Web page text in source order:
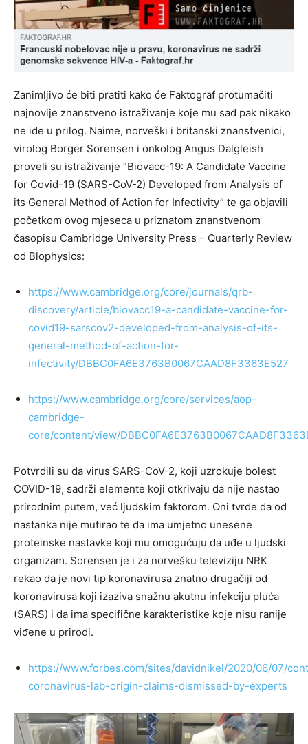
Zanimljivo će biti pratiti kako će Faktograf protumačiti
najnovije znanstveno istraživanje koje mu sad pak nikako
ne ide u prilog. Naime, norveški i britanski znanstvenici,
virolog Borger Sorensen i onkolog Angus Dalgleish
proveli su istraživanje “Biovacc-19: A Candidate Vaccine
for Covid-19 (SARS-CoV-2) Developed from Analysis of
its General Method of Action for Infectivity” te ga objavili
početkom ovog mjeseca u priznatom znanstvenom
časopisu Cambridge University Press – Quarterly Review
od Blophysics:
https://www.cambridge.org/core/journals/qrb-
discovery/article/biovacc19-a-candidate-vaccine-for-
covid19-sarscov2-developed-from-analysis-of-its-
general-method-of-action-for-
infectivity/DBBC0FA6E3763B0067CAAD8F3363E527
https://www.cambridge.org/core/services/aop-
cambridge-
core/content/view/
Potvrdili su da virus SARS-CoV-2, koji uzrokuje bolest
COVID-19, sadrži elemente koji otkrivaju da nije nastao
prirodnim putem, već ljudskim faktorom. Oni tvrde da od
nastanka nije mutirao te da ima umjetno unesene
proteinske nastavke koji mu omogućuju da uđe u ljudski
organizam. Sorensen je i za norvešku televiziju NRK
rekao da je novi tip koronavirusa znatno drugačiji od
koronavirusa koji izaziva snažnu akutnu infekciju pluća
(SARS) i da ima specifične karakteristike koje nisu ranije
viđene u prirodi.
https://www.forbes.com/sites/davidnikel/2020/06/07/
coronavirus-lab-origin-claims-dismissed-by-experts